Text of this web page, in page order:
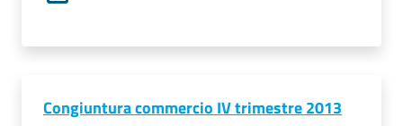
Congiuntura commercio IV trimestre 2013